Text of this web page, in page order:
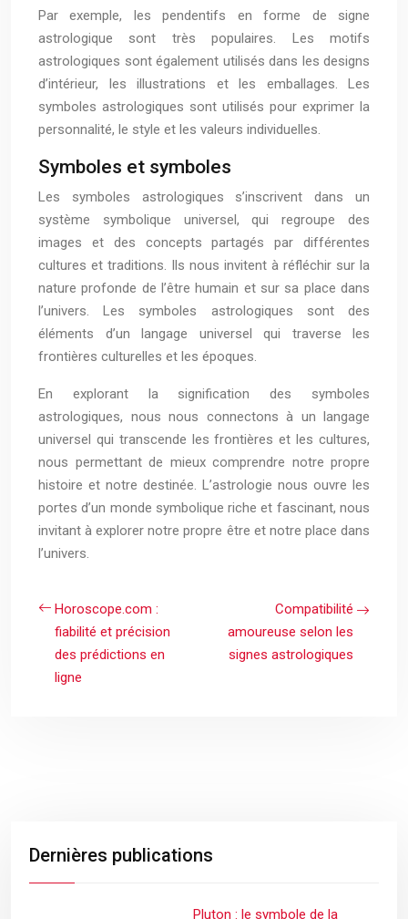
Par exemple, les pendentifs en forme de signe
astrologique sont très populaires. Les motifs
astrologiques sont également utilisés dans les designs
d’intérieur, les illustrations et les emballages. Les
symboles astrologiques sont utilisés pour exprimer la
personnalité, le style et les valeurs individuelles.
Symboles et symboles
Les symboles astrologiques s’inscrivent dans un
système symbolique universel, qui regroupe des
images et des concepts partagés par différentes
cultures et traditions. Ils nous invitent à réfléchir sur la
nature profonde de l’être humain et sur sa place dans
l’univers. Les symboles astrologiques sont des
éléments d’un langage universel qui traverse les
frontières culturelles et les époques.
En explorant la signification des symboles
astrologiques, nous nous connectons à un langage
universel qui transcende les frontières et les cultures,
nous permettant de mieux comprendre notre propre
histoire et notre destinée. L’astrologie nous ouvre les
portes d’un monde symbolique riche et fascinant, nous
invitant à explorer notre propre être et notre place dans
l’univers.
Horoscope.com :
fiabilité et précision
des prédictions en
ligne
Compatibilité
amoureuse selon les
signes astrologiques
Dernières publications
Pluton : le symbole de la